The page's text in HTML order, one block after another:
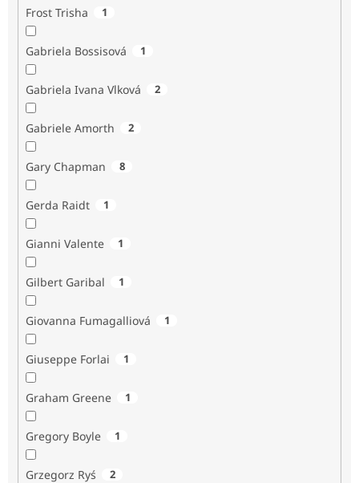
Frost Trisha 1
Gabriela Bossisová 1
Gabriela Ivana Vlková 2
Gabriele Amorth 2
Gary Chapman 8
Gerda Raidt 1
Gianni Valente 1
Gilbert Garibal 1
Giovanna Fumagalliová 1
Giuseppe Forlai 1
Graham Greene 1
Gregory Boyle 1
Grzegorz Ryś 2